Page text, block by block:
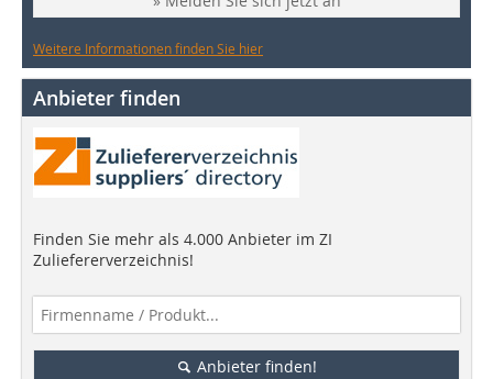
Weitere Informationen finden Sie hier
Anbieter finden
Finden Sie mehr als 4.000 Anbieter im ZI
Zuliefererverzeichnis!
Anbieter finden!